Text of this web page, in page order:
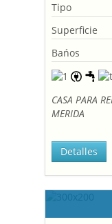
Tipo
Superficie
Bańos
CASA PARA
MERIDA
Detalles